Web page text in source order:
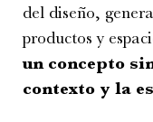
del diseño,
productos y
un concepto
contexto y la